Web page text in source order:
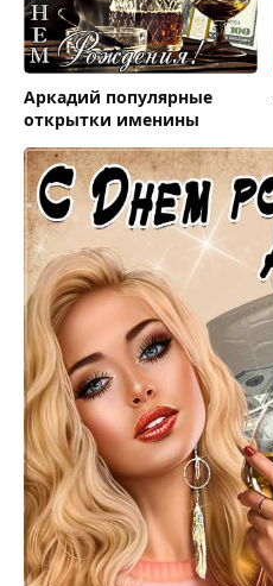
Аркадий популярные
открытки именины